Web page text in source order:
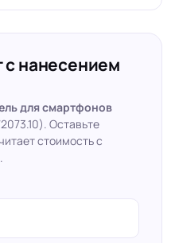
с нанесением
для смартфонов
Оставьте
стоимость с